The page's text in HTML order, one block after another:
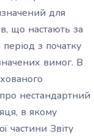
для
що настають за
з початку
вимог. В
нестандартний
в якому
частини Звіту